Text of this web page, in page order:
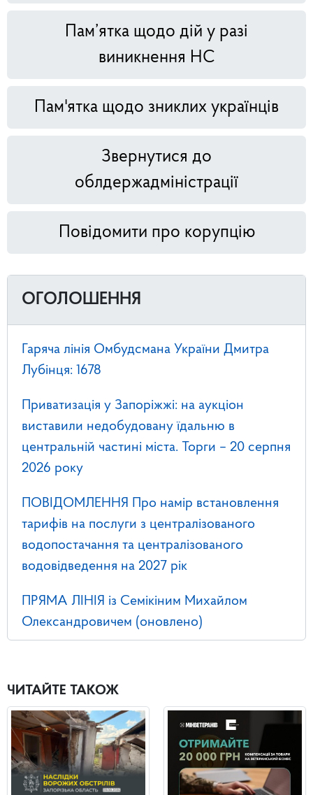
Пам’ятка щодо дій у разі
виникнення НС
Пам'ятка щодо зниклих українців
Звернутися до
облдержадміністрації
Повідомити про корупцію
ОГОЛОШЕННЯ
Гаряча лінія Омбудсмана України Дмитра
Лубінця: 1678
Приватизація у Запоріжжі: на аукціон
виставили недобудовану їдальню в
центральній частині міста. Торги – 20 серпня
2026 року
ПОВІДОМЛЕННЯ Про намір встановлення
тарифів на послуги з централізованого
водопостачання та централізованого
водовідведення на 2027 рік
ПРЯМА ЛІНІЯ із Семікіним Михайлом
Олександровичем (оновлено)
ЧИТАЙТЕ ТАКОЖ